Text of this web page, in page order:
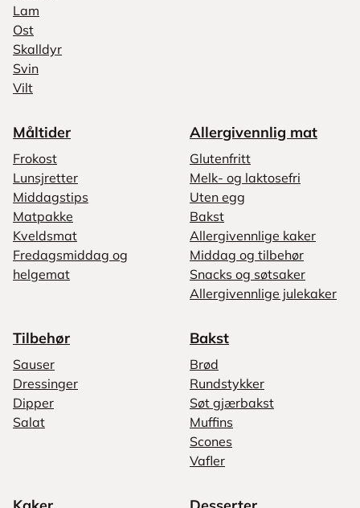
Lam
Ost
Skalldyr
Svin
Vilt
Måltider
Frokost
Lunsjretter
Middagstips
Matpakke
Kveldsmat
Fredagsmiddag og
helgemat
Allergivennlig mat
Glutenfritt
Melk- og laktosefri
Uten egg
Bakst
Allergivennlige kaker
Middag og tilbehør
Snacks og søtsaker
Allergivennlige julekaker
Tilbehør
Sauser
Dressinger
Dipper
Salat
Bakst
Brød
Rundstykker
Søt gjærbakst
Muffins
Scones
Vafler